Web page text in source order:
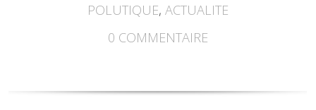
POLUTIQUE, ACTUALITE
0 COMMENTAIRE